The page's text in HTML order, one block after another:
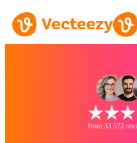
from 33.572